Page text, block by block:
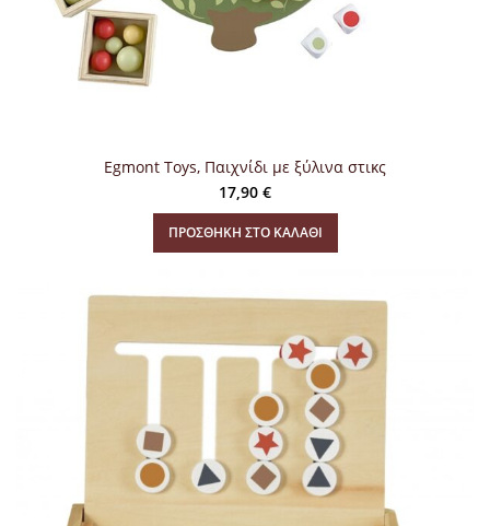
Egmont Toys, Παιχνίδι με ξύλινα στικς
17,90 €
ΠΡΟΣΘΉΚΗ ΣΤΟ ΚΑΛΆΘΙ